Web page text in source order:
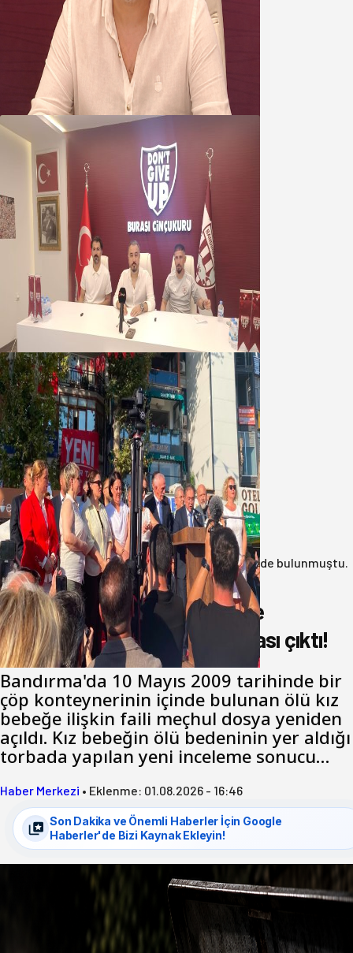
Oğuzbeyi’nden Balıkesirspor
yönetimine cevap : Herkes kendine
yakışanı yapar, buluttan nem
kapmayın!
07 Ağustos 2026
Oğuzbeyi : Transferlerde takımın
geleceğini, kulübün ekonomisini
düşündük
Yeni Parti Bandırma Teşkilatı kuruldu
06 Ağustos 2026
Anasayfa/3.Sayfa/17 yıl önce çöp konteynerinde bulunmuştu.
Katil zanlısı babası çıktı!
17 yıl önce çöp konteynerinde
bulunmuştu. Katil zanlısı babası çıktı!
Bandırma'da 10 Mayıs 2009 tarihinde bir
çöp konteynerinin içinde bulunan ölü kız
bebeğe ilişkin faili meçhul dosya yeniden
açıldı. Kız bebeğin ölü bedeninin yer aldığı
torbada yapılan yeni inceleme sonucu…
Haber Merkezi • Eklenme: 01.08.2026 - 16:46
Son Dakika ve Önemli Haberler İçin Google
Haberler'de Bizi Kaynak Ekleyin!